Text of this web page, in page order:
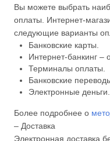
Вы можете выбрать
оплаты. Интернет-
следующие варианты
Банковские карты.
Интернет-банкинг –
Терминалы оплаты.
Банковские
Электронные деньги.
Более подробнее о
– Доставка
Электронная доставка